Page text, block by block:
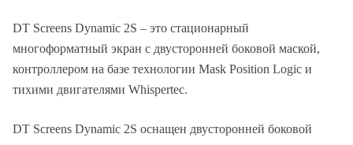
Описание
DT Screens Dynamic 2S – это стационарный
многоформатный экран с двусторонней боковой маской,
контроллером на базе технологии Mask Position Logic и
тихими двигателями Whispertec.
DT Screens Dynamic 2S оснащен двусторонней боковой